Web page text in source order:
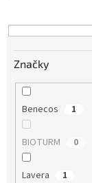
u
k
Značky
Benecos 1
BIOTURM 0
Lavera 1